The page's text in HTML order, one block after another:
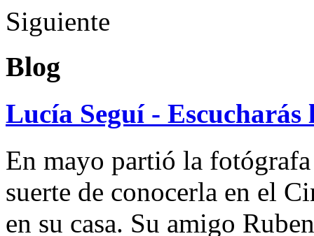
Siguiente
Blog
Lucía Seguí - Escucharás
En mayo partió la
suerte de conocerla en el
en su casa. Su amigo